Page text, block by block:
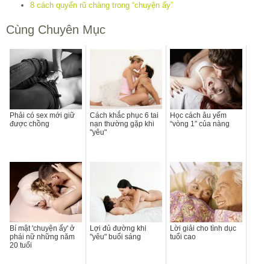
8 cách quyến rũ chàng trong “chuyện ấy”
Cùng Chuyên Mục
Phải có sex mới giữ
được chồng
Cách khắc phục 6 tai
nạn thường gặp khi
"yêu"
Học cách âu yếm
“vòng 1″ của nàng
Bí mật 'chuyện ấy' ở
phái nữ những năm
20 tuổi
Lợi đủ đường khi
"yêu" buổi sáng
Lời giải cho tình dục
tuổi cao